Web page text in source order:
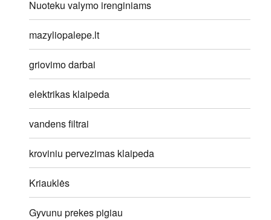
Nuoteku valymo irenginiams
mazyliopalepe.lt
griovimo darbai
elektrikas klaipeda
vandens filtrai
kroviniu pervezimas klaipeda
Kriauklės
Gyvunu prekes pigiau